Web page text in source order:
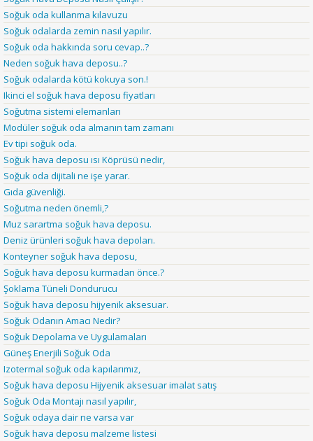
Soğuk oda kullanma kılavuzu
Soğuk odalarda zemin nasıl yapılır.
Soğuk oda hakkında soru cevap..?
Neden soğuk hava deposu..?
Soğuk odalarda kötü kokuya son.!
Ikinci el soğuk hava deposu fiyatları
Soğutma sistemi elemanları
Modüler soğuk oda almanın tam zamanı
Ev tipi soğuk oda.
Soğuk hava deposu ısı Köprüsü nedir,
Soğuk oda dijitali ne işe yarar.
Gıda güvenliği.
Soğutma neden önemli,?
Muz sarartma soğuk hava deposu.
Deniz ürünleri soğuk hava depoları.
Konteyner soğuk hava deposu,
Soğuk hava deposu kurmadan önce.?
Şoklama Tüneli Dondurucu
Soğuk hava deposu hijyenik aksesuar.
Soğuk Odanın Amacı Nedir?
Soğuk Depolama ve Uygulamaları
Güneş Enerjili Soğuk Oda
Izotermal soğuk oda kapılarımız,
Soğuk hava deposu Hijyenik aksesuar imalat satış
Soğuk Oda Montajı nasıl yapılır,
Soğuk odaya dair ne varsa var
Soğuk hava deposu malzeme listesi